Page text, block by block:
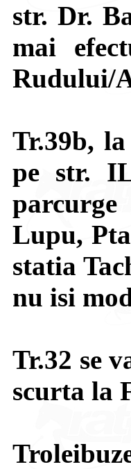
str. Dr.
mai
Rudului/
Tr.39b,
pe str.
parcurge
Lupu,
statia
nu isi
Tr.32 se
scurta la